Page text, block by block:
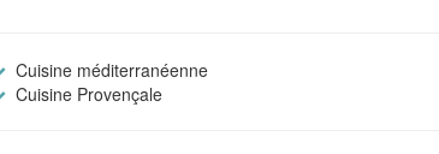
Cuisine méditerranéenne
Cuisine Provençale